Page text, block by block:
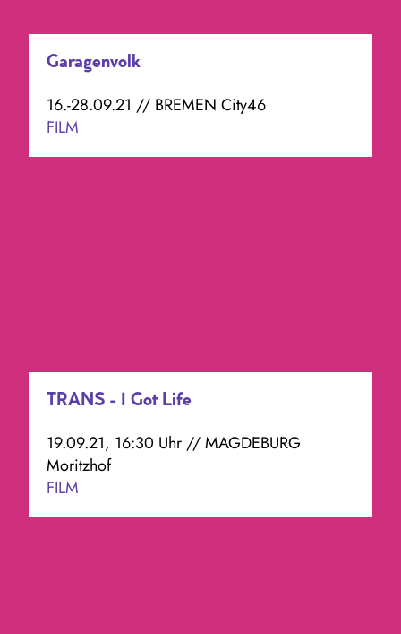
Garagenvolk
16.-28.09.21 // BREMEN City46
FILM
TRANS - I Got Life
19.09.21, 16:30 Uhr // MAGDEBURG
Moritzhof
FILM